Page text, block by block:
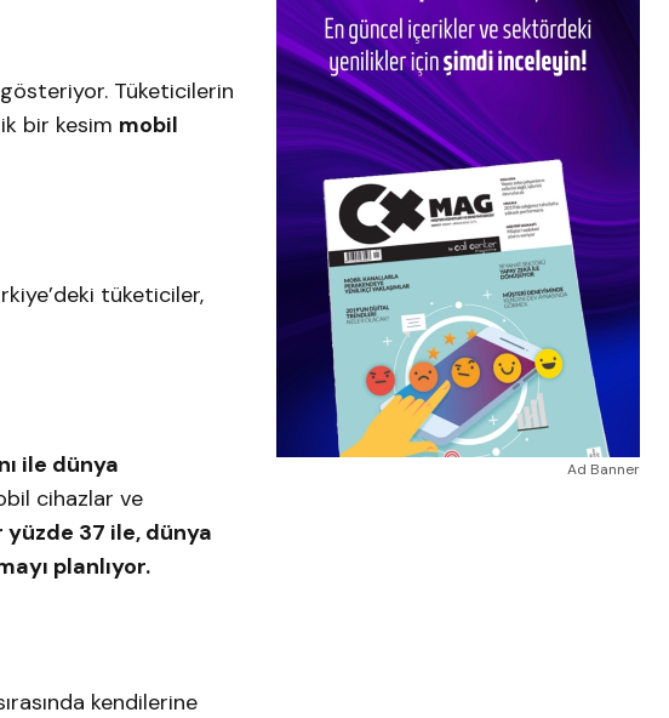
gösteriyor. Tüketicilerin
bir kesim mobil
tüketiciler,
ile dünya
cihazlar ve
yüzde 37 ile, dünya
planlıyor.
kendilerine
Ad Banner